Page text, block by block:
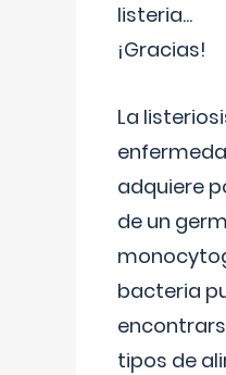
listeria...
¡Gracias!
La
adquiere
de un
bacteria
tipos de